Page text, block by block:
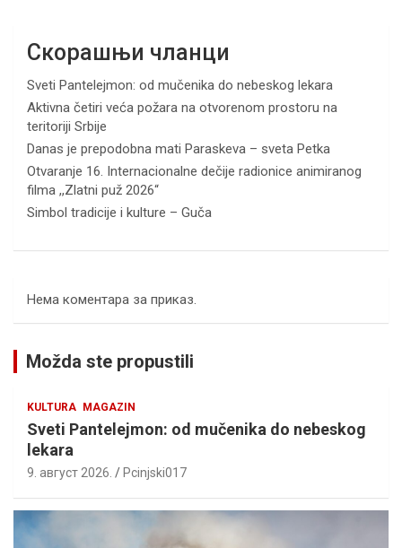
Скорашњи чланци
Sveti Pantelejmon: od mučenika do nebeskog lekara
Aktivna četiri veća požara na otvorenom prostoru na
teritoriji Srbije
Danas je prepodobna mati Paraskeva – sveta Petka
Otvaranje 16. Internacionalne dečije radionice animiranog
filma ,,Zlatni puž 2026“
Simbol tradicije i kulture – Guča
Нема коментара за приказ.
Možda ste propustili
KULTURA MAGAZIN
Sveti Pantelejmon: od mučenika do nebeskog
lekara
9. август 2026. Pcinjski017